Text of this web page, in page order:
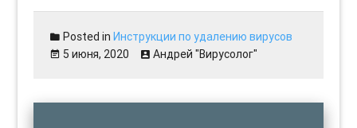
Posted inИнструкции по удалению вирусов
5 июня, 2020
Андрей "Вирусолог"